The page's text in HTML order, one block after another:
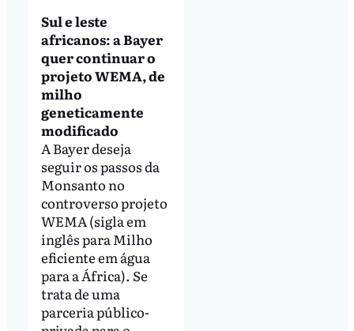
Sul e leste
africanos: a Bayer
quer continuar o
projeto WEMA, de
milho
geneticamente
modificado
A Bayer deseja
seguir os passos da
Monsanto no
controverso projeto
WEMA (sigla em
inglês para Milho
eficiente em água
para a África). Se
trata de uma
parceria público-